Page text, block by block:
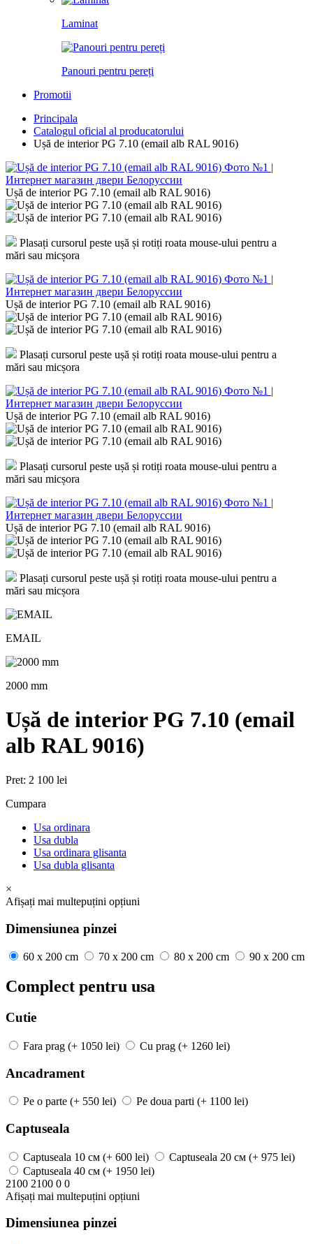
Laminat
Panouri pentru pereți
Promotii
Principala
Catalogul oficial al producatorului
Ușă de interior PG 7.10 (email alb RAL 9016)
Ușă de interior PG 7.10 (email alb RAL 9016)
Plasați cursorul peste ușă și rotiți roata mouse-ului pentru a
mări sau micșora
Ușă de interior PG 7.10 (email alb RAL 9016)
Plasați cursorul peste ușă și rotiți roata mouse-ului pentru a
mări sau micșora
Ușă de interior PG 7.10 (email alb RAL 9016)
Plasați cursorul peste ușă și rotiți roata mouse-ului pentru a
mări sau micșora
Ușă de interior PG 7.10 (email alb RAL 9016)
Plasați cursorul peste ușă și rotiți roata mouse-ului pentru a
mări sau micșora
EMAIL
2000 mm
Ușă de interior PG 7.10 (email
alb RAL 9016)
Pret: 2 100 lei
Cumpara
Usa ordinara
Usa dubla
Usa ordinara glisanta
Usa dubla glisanta
×
Afișați mai multepuțini opțiuni
Dimensiunea pinzei
60 x 200 cm 70 x 200 cm 80 x 200 cm 90 x 200 cm
Complect pentru usa
Cutie
Fara prag (+ 1050 lei) Cu prag (+ 1260 lei)
Ancadrament
Pe o parte (+ 550 lei) Pe doua parti (+ 1100 lei)
Captuseala
Captuseala 10 см (+ 600 lei) Captuseala 20 см (+ 975 lei)
Captuseala 40 см (+ 1950 lei)
2100 2100 0 0
Afișați mai multepuțini opțiuni
Dimensiunea pinzei